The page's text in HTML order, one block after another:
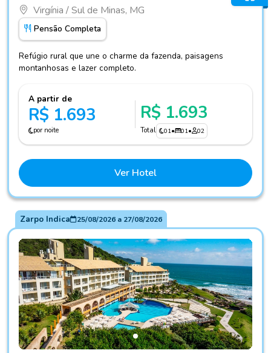
Virgínia / Sul de Minas, MG
Pensão Completa
Refúgio rural que une o charme da fazenda, paisagens
montanhosas e lazer completo.
A partir de
R$ 1.693
por noite
R$ 1.693
Total 01• 01• 02
Ver Hotel
Zarpo Indica 25/08/2026a 27/08/2026